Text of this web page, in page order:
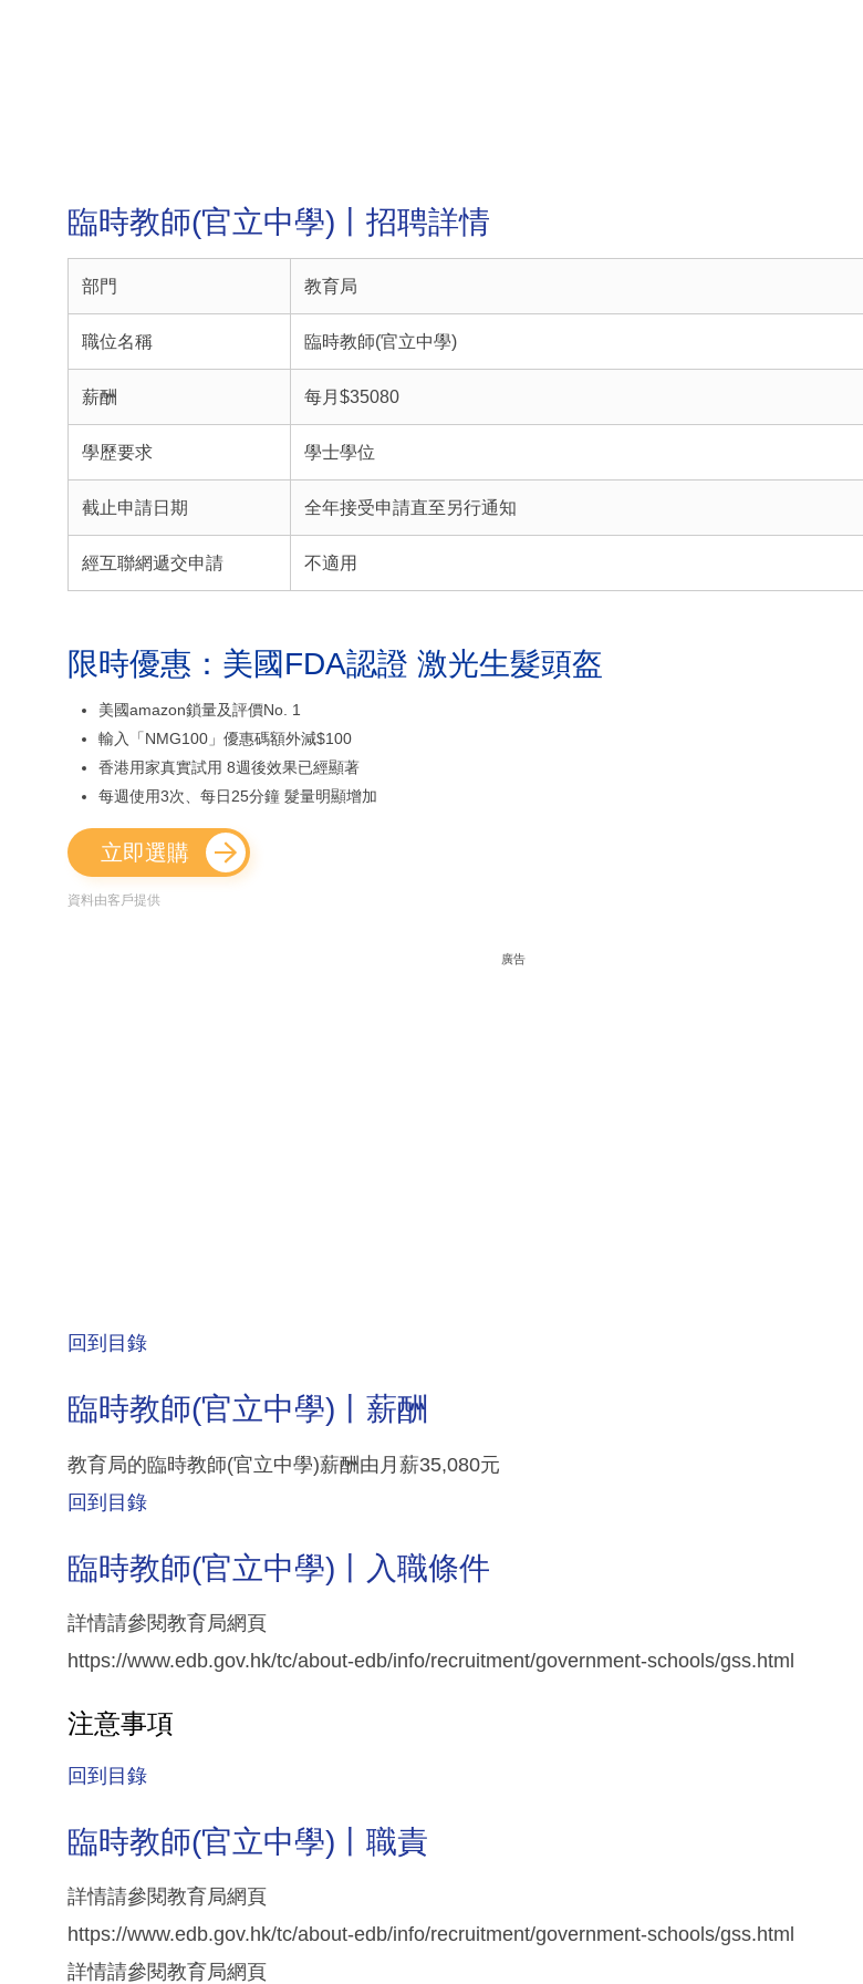
臨時教師(官立中學)丨招聘詳情
部門 教育局
職位名稱 臨時教師(官立中學)
薪酬 每月$35080
學歷要求 學士學位
截止申請日期 全年接受申請直至另行通知
經互聯網遞交申請 不適用
限時優惠：美國FDA認證 激光生髮頭盔
美國amazon鎖量及評價No. 1
輸入「NMG100」優惠碼額外減$100
香港用家真實試用 8週後效果已經顯著
每週使用3次、每日25分鐘 髮量明顯增加
立即選購
資料由客戶提供
廣告
回到目錄
臨時教師(官立中學)丨薪酬
教育局的臨時教師(官立中學)薪酬由月薪35,080元
回到目錄
臨時教師(官立中學)丨入職條件
詳情請參閱教育局網頁
https://www.edb.gov.hk/tc/about-edb/info/recruitment/government-schools/gss.html
注意事項
回到目錄
臨時教師(官立中學)丨職責
詳情請參閱教育局網頁
https://www.edb.gov.hk/tc/about-edb/info/recruitment/government-schools/gss.html
詳情請參閱教育局網頁